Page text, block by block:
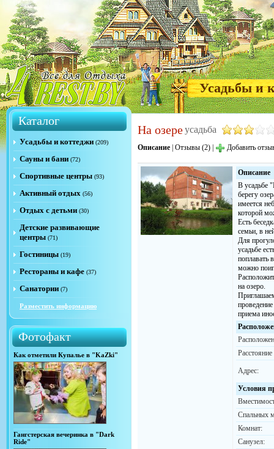
Усадьбы и
Каталог
Усадьбы и коттеджи (209)
Сауны и бани (72)
Спортивные центры (93)
Активный отдых (56)
Отдых с детьми (30)
Детские развивающие
центры (71)
Гостиницы (19)
Рестораны и кафе (37)
Санатории (7)
Разместить информацию
Фотофакт
Как отметили Купалье в "KaZki"
Гангстерская вечеринка в "Dark
Ride"
На озереусадьба
Описание Отзывы (2) Добавить
Описание
В усадьбе
берегу
имеется
которой
Есть
семьи, в
Для
усадьбе
поплавать
можно
на озеро.
приема
Адрес:
Условия
Спальных
Комнат:
Санузел: